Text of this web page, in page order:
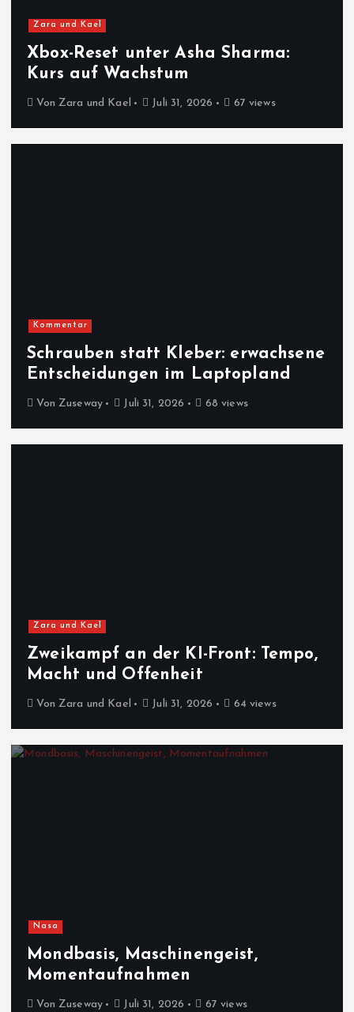
Zara und Kael
Xbox-Reset unter Asha Sharma:
Kurs auf Wachstum
Von Zara und Kael Juli 31, 2026 67 views
Kommentar
Schrauben statt Kleber: erwachsene
Entscheidungen im Laptopland
Von Zuseway Juli 31, 2026 68 views
Zara und Kael
Zweikampf an der KI-Front: Tempo,
Macht und Offenheit
Von Zara und Kael Juli 31, 2026 64 views
Nasa
Mondbasis, Maschinengeist,
Momentaufnahmen
Von Zuseway Juli 31, 2026 67 views